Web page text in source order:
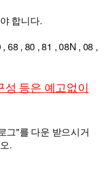
합니다.
68 , 80 , 81 , 08N , 08 ,
성 등은 예고없이
그"를 다운 받으시거
.